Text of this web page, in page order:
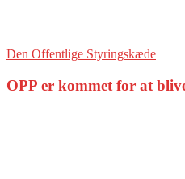
Den Offentlige Styringskæde
OPP er kommet for at